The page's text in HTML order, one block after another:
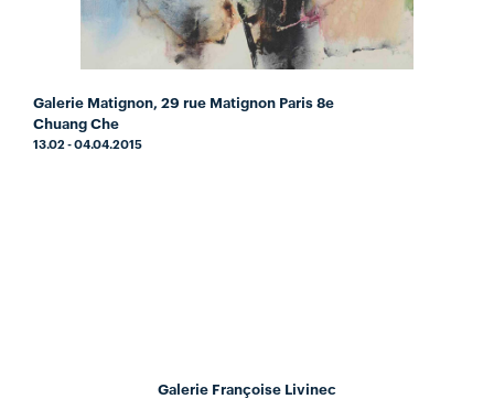
Galerie Matignon, 29 rue Matignon Paris 8e
Chuang Che
13.02 - 04.04.2015
Galerie Françoise Livinec